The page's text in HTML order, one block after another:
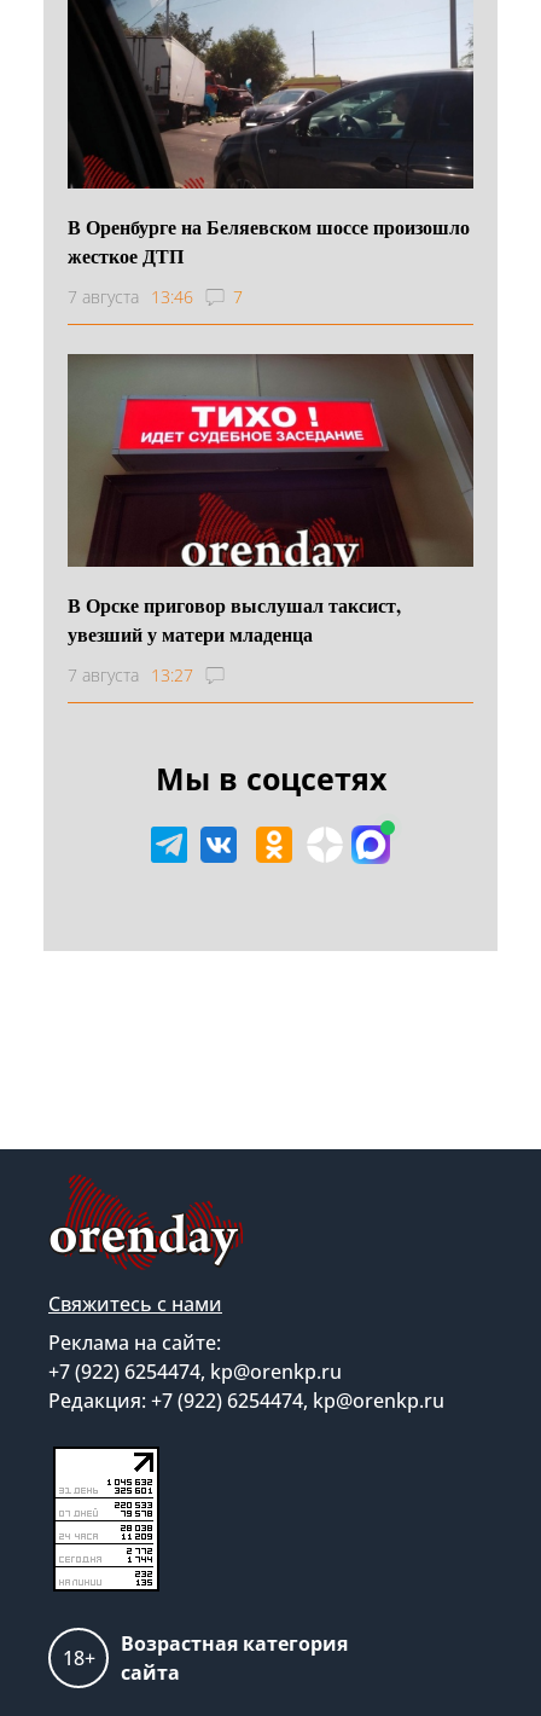
В Оренбурге на Беляевском шоссе произошло
жесткое ДТП
7 августа 13:46 7
В Орске приговор выслушал таксист,
увезший у матери младенца
7 августа 13:27
Мы в соцсетях
Свяжитесь с нами
Реклама на сайте:
+7 (922) 6254474, kp@orenkp.ru
Редакция: +7 (922) 6254474, kp@orenkp.ru
18+
Возрастная категория
сайта